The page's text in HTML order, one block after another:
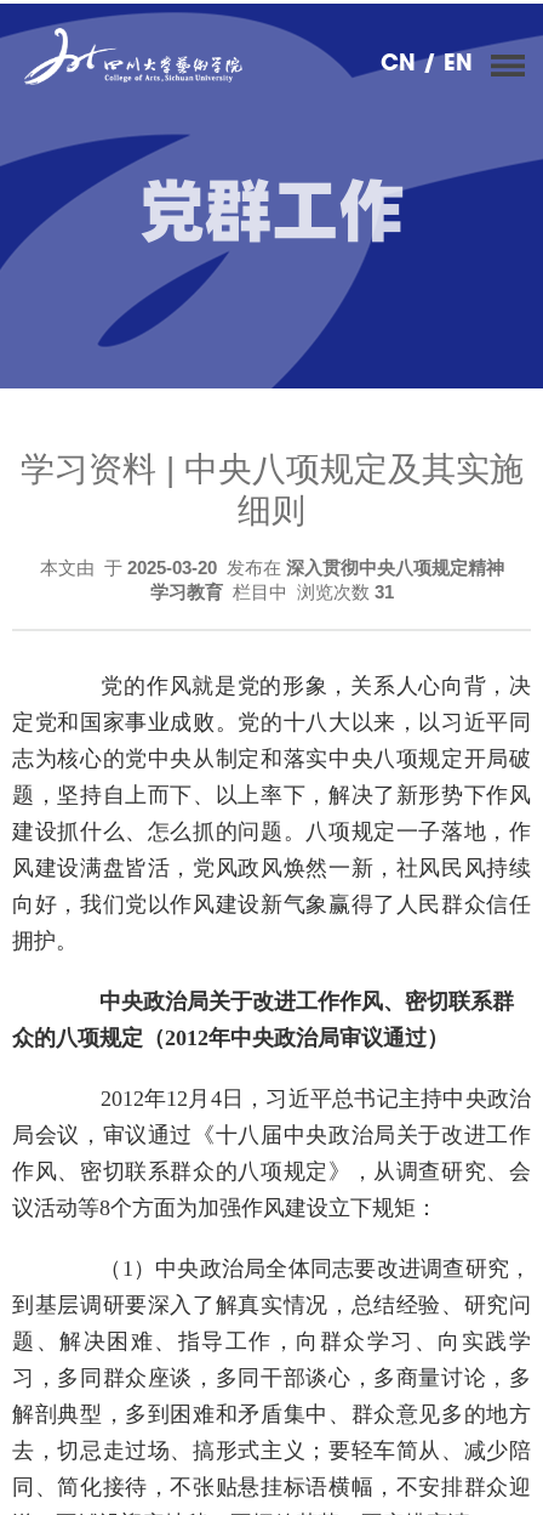
/ EN
CN
党群工作
学习资料 | 中央八项规定及其实施
细则
本文由 于 2025-03-20发布在 深入贯彻中央八项规定精神
学习教育 栏目中 浏览次数 31
党的作风就是党的形象，关系人心向背，决
定党和国家事业成败。党的十八大以来，以习近平同
志为核心的党中央从制定和落实中央八项规定开局破
题，坚持自上而下、以上率下，解决了新形势下作风
建设抓什么、怎么抓的问题。八项规定一子落地，作
风建设满盘皆活，党风政风焕然一新，社风民风持续
向好，我们党以作风建设新气象赢得了人民群众信任
拥护。
中央政治局关于改进工作作风、密切联系群
众的八项规定（2012年中央政治局审议通过）
2012年12月4日，习近平总书记主持中央政治
局会议，审议通过《十八届中央政治局关于改进工作
作风、密切联系群众的八项规定》，从调查研究、会
议活动等8个方面为加强作风建设立下规矩：
（1）中央政治局全体同志要改进调查研究，
到基层调研要深入了解真实情况，总结经验、研究问
题、解决困难、指导工作，向群众学习、向实践学
习，多同群众座谈，多同干部谈心，多商量讨论，多
解剖典型，多到困难和矛盾集中、群众意见多的地方
去，切忌走过场、搞形式主义；要轻车简从、减少陪
同、简化接待，不张贴悬挂标语横幅，不安排群众迎